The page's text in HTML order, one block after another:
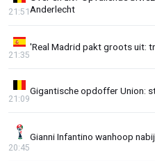
Anderlecht
21:51
'Real Madrid pakt groots uit:
21:35
Gigantische opdoffer Union:
21:09
Gianni Infantino wanhoop
20:45